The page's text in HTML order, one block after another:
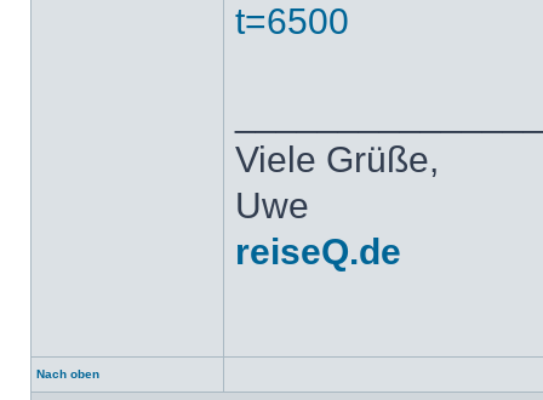
t=6500
Viele Grüße,
Uwe
reiseQ.de
Nach oben
Profil